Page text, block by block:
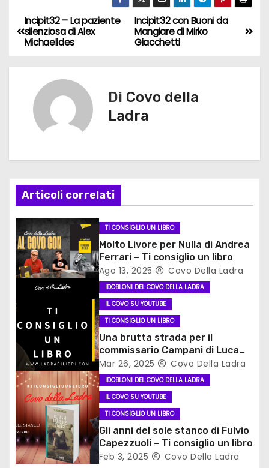
N
a
z
i
o
n
e
a
r
t
i
c
o
l
Incipit32 con Buoni da
Mangiare di Mirko
Giacchetti
Incipit32 – La paziente
silenziosa di Alex
Michaelides
Di Covo della
Ladra
Articoli correlati
TI CONSIGLIO UN LIBRO
Molto Livore per Nulla di Andrea
Ferrari – Ti consiglio un libro
Ago 13, 2025 Covo Della Ladra
IDOBLONI DEL COVO DELLA LADRA
IL COVO SU YOUTUBE
TI CONSIGLIO UN LIBRO
Una brutta strada per il
commissario Campani di Luca
Ongaro #ticonsigliounlibro
Mar 26, 2025 Covo Della Ladra
IDOBLONI DEL COVO DELLA LADRA
IL COVO SU YOUTUBE
TI CONSIGLIO UN LIBRO
Gli anni del sole stanco di Fulvio
Capezzuoli – Ti consiglio un libro
Feb 3, 2025 Covo Della Ladra